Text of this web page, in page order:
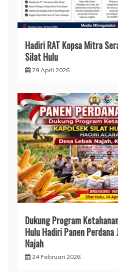
Hadiri RAT Kopsa Mitra
Silat Hulu
29 April 2026
Dukung Program
Hulu Hadiri Panen Perdana
Najah
24 Februari 2026